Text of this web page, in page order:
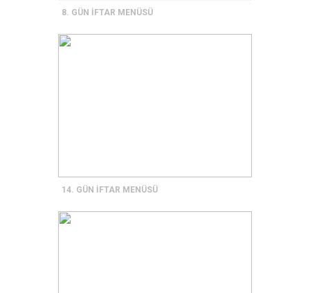
8. GÜN İFTAR MENÜSÜ
14. GÜN İFTAR MENÜSÜ